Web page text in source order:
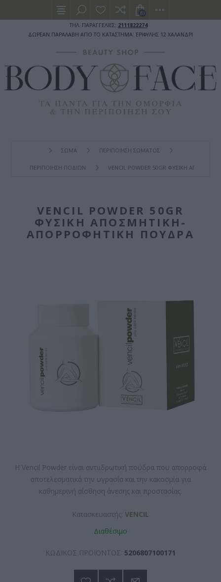
ΤΗΛ. ΠΑΡΑΓΓΕΛΙΕΣ: 2111822274
ΔΩΡΕΑΝ ΠΑΡΑΛΑΒΗ ΑΠΟ ΤΟ ΚΑΤΑΣΤΗΜΑ: ΕΡΙΦΥΛΗΣ 12 ΧΑΛΑΝΔΡΙ
(0)
ΣΩΜΑ ΠΕΡΙΠΟΙΗΣΗ ΣΩΜΑΤΟΣ
ΠΕΡΙΠΟΙΗΣΗ ΠΟΔΙΩΝ VENCIL POWDER 50GR ΦΥΣΙΚΉ
VENCIL POWDER 50GR
ΦΥΣΙΚΉ ΑΠΟΣΜΗΤΙΚΉ-
ΑΠΟΡΡΟΦΗΤΙΚΉ ΠΟΎΔΡΑ
Η Vencil Powder είναι αντιιδρωτική πούδρα που απορροφά
αποτελεσματικά την υγρασία και την κακοσμία για
καθημερινή αίσθηση άνεσης και προστασίας.
Κατασκευαστής: VENCIL
Διαθέσιμο
ΚΩΔΙΚΟΣ ΠΡΟΪΟΝΤΟΣ: 5206807100171